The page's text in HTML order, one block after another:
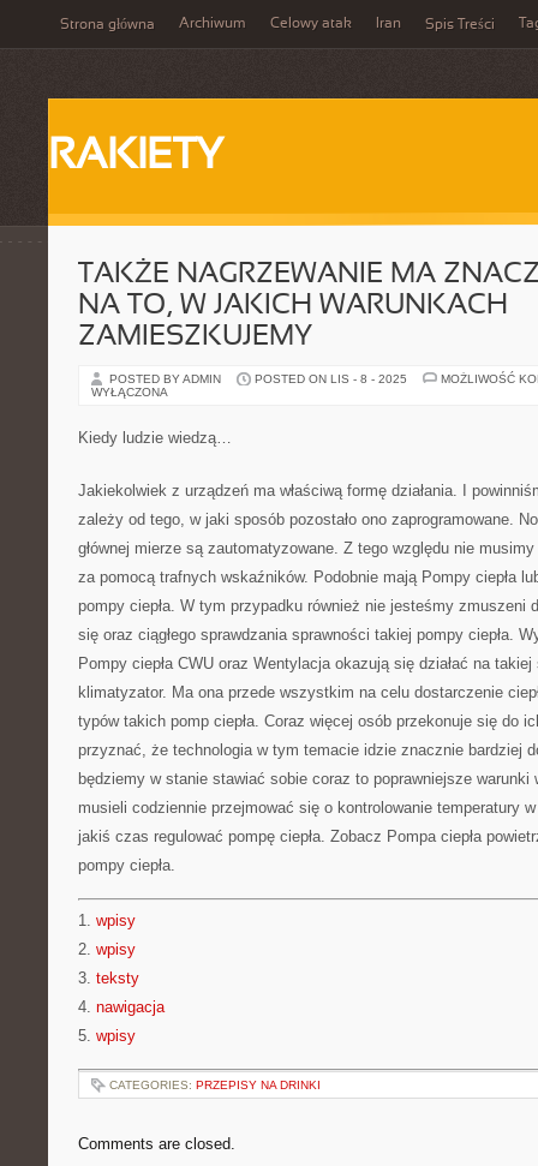
Strona główna Archiwum Celowy atak Iran Spis Treści
RAKIETY
TAKŻE NAGRZEWANIE MA
NA TO, W JAKICH WARUNKACH
ZAMIESZKUJEMY
POSTED BY ADMIN POSTED ON LIS - 8 - 2025
MOŻLIWOŚĆ
WYŁĄCZONA
Kiedy ludzie wiedzą…
Jakiekolwiek z urządzeń ma właściwą formę działania. I
zależy od tego, w jaki sposób pozostało ono zaprogramowane.
głównej mierze są zautomatyzowane. Z tego względu nie
za pomocą trafnych wskaźników. Podobnie mają Pompy ciepła
pompy ciepła. W tym przypadku również nie jesteśmy zmuszeni
się oraz ciągłego sprawdzania sprawności takiej pompy ciepła.
Pompy ciepła CWU oraz Wentylacja okazują się działać na
klimatyzator. Ma ona przede wszystkim na celu dostarczenie
typów takich pomp ciepła. Coraz więcej osób przekonuje się do
przyznać, że technologia w tym temacie idzie znacznie bardziej
będziemy w stanie stawiać sobie coraz to poprawniejsze
musieli codziennie przejmować się o kontrolowanie temperatury
jakiś czas regulować pompę ciepła. Zobacz Pompa ciepła
pompy ciepła.
1. wpisy
2. wpisy
3. teksty
4. nawigacja
5. wpisy
CATEGORIES: PRZEPISY NA DRINKI
Comments are closed.